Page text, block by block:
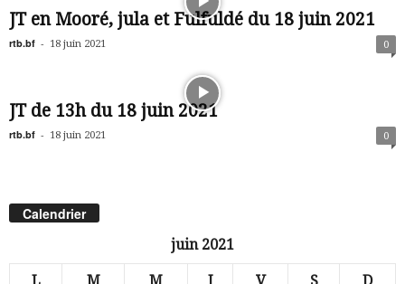
JT en Mooré, jula et Fulfuldé du 18 juin 2021
rtb.bf - 18 juin 2021 0
JT de 13h du 18 juin 2021
rtb.bf - 18 juin 2021 0
Calendrier
juin 2021
L M M J V S D